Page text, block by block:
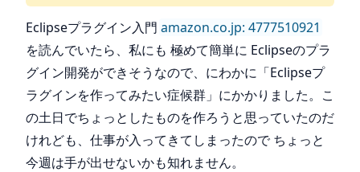
Eclipseプラグイン入門 amazon.co.jp: 4777510921
を読んでいたら、私にも 極めて簡単に Eclipseのプラ
グイン開発ができそうなので、にわかに「Eclipseプ
ラグインを作ってみたい症候群」にかかりました。こ
の土日でちょっとしたものを作ろうと思っていたのだ
けれども、仕事が入ってきてしまったので ちょっと
今週は手が出せないかも知れません。